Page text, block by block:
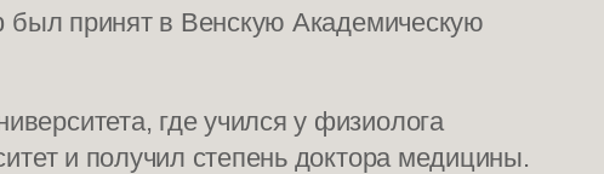
был принят в Венскую Академическую
где учился у физиолога
и получил степень доктора медицины.